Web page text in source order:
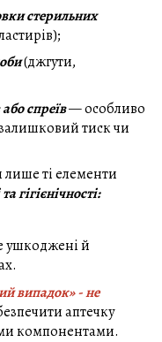
стерильних
(джгути,
спреїв— особливо
тиск чи
ті елементи
гігієнічності:
ушкоджені й
випадок» - не
аптечку
компонентами.